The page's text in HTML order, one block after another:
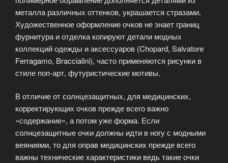
металла различных оттенков, украшается стразами.
Художественное оформление очков не знает границ
фурнитура и отделка копируют детали модных
коллекций одежды и аксессуаров (Chopard, Salvatore
Ferragamo, Braccialini), часто применяются рисунки в
стиле поп-арт, футуристические мотивы.
В отличие от солнцезащитных, для медицинских,
корректирующих очков прежде всего важно
«содержание», а потом уже форма. Если
солнцезащитные очки должны идти в ногу с модными
веяниями, то для оправ медицинских прежде всего
важны технические характеристики ведь такие очки